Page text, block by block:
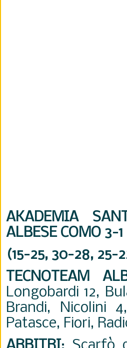
AKADEMIA
ALBESE COMO 3-1
(15-25, 30-28, 25-
TECNOTEAM
Longobardi 12,
Brandi, Nicolini
Patasce, Fiori,